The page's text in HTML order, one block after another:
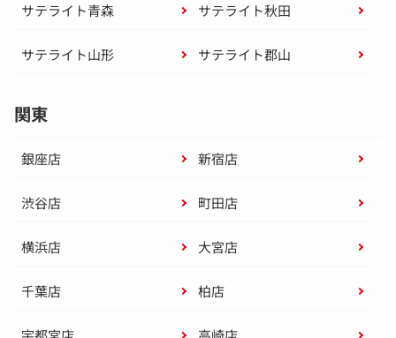
サテライト青森 サテライト秋田
サテライト山形 サテライト郡山
関東
銀座店 新宿店
渋谷店 町田店
横浜店 大宮店
千葉店 柏店